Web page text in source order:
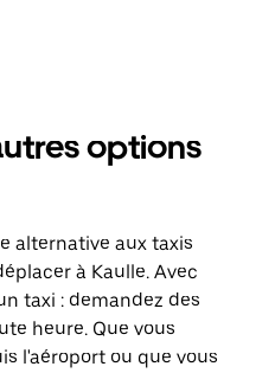
options
alternative aux taxis
à Kaulle. Avec
taxi : demandez des
heure. Que vous
l'aéroport ou que vous